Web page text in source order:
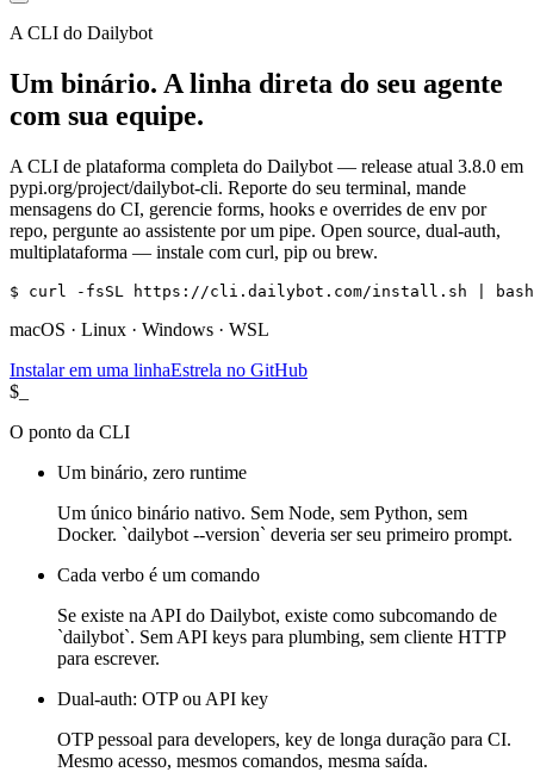
A CLI do Dailybot
Um binário. A linha direta do seu agente
com sua equipe.
A CLI de plataforma completa do Dailybot — release atual 3.8.0 em
pypi.org/project/dailybot-cli. Reporte do seu terminal, mande
mensagens do CI, gerencie forms, hooks e overrides de env por
repo, pergunte ao assistente por um pipe. Open source, dual-auth,
multiplataforma — instale com curl, pip ou brew.
$ curl -fsSL https://cli.dailybot.com/install.sh | bash
macOS · Linux · Windows · WSL
Instalar em uma linhaEstrela no GitHub
$_
O ponto da CLI
Um binário, zero runtime
Um único binário nativo. Sem Node, sem Python, sem
Docker. `dailybot --version` deveria ser seu primeiro prompt.
Cada verbo é um comando
Se existe na API do Dailybot, existe como subcomando de
`dailybot`. Sem API keys para plumbing, sem cliente HTTP
para escrever.
Dual-auth: OTP ou API key
OTP pessoal para developers, key de longa duração para CI.
Mesmo acesso, mesmos comandos, mesma saída.